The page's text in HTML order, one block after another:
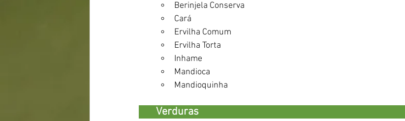
Berinjela Conserva
Cará
Ervilha Comum
Ervilha Torta
Inhame
Mandioca
Mandioquinha